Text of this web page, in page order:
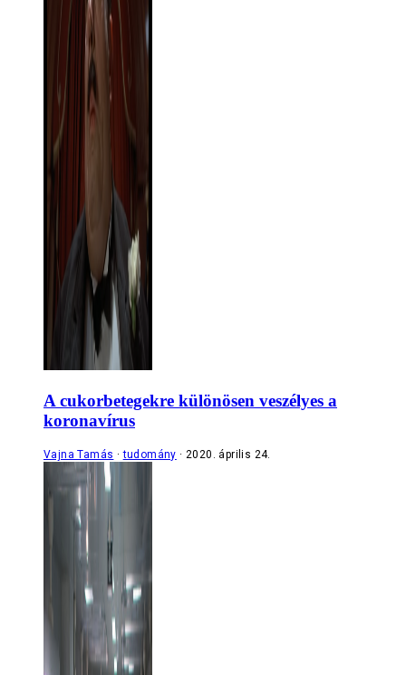
A cukorbetegekre különösen veszélyes a
koronavírus
Vajna Tamás tudomány 2020. április 24.